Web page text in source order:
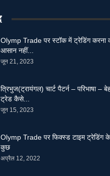
Olymp Trade पर स्टॉक में ट्रेडिंग करना
आसान नहीं...
जून 21, 2023
त्रिभुज(ट्रायंगल) चार्ट पैटर्न – परिभाषा –
ट्रेड कैसे...
जून 15, 2023
Olymp Trade पर फिक्स्ड टाइम ट्रेडिंग
कुछ
अप्रैल 12, 2022